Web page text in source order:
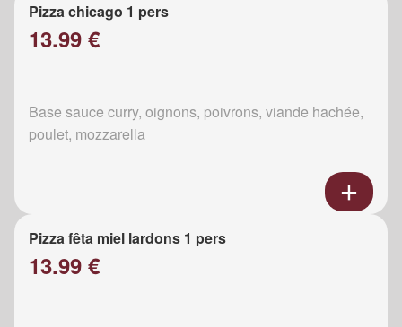
Pizza chicago 1 pers
13.99 €
Base sauce curry, oignons, poivrons, viande hachée,
poulet, mozzarella
Pizza fêta miel lardons 1 pers
13.99 €